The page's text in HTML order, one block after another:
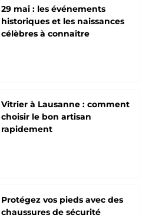
29 mai : les événements
historiques et les naissances
célèbres à connaître
Vitrier à Lausanne : comment
choisir le bon artisan
rapidement
Protégez vos pieds avec des
chaussures de sécurité